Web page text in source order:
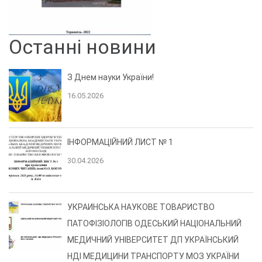
Останні новини
З Днем науки України!
16.05.2026
ІНФОРМАЦІЙНИЙ ЛИСТ № 1
30.04.2026
УКРАИНСЬКА НАУКОВЕ ТОВАРИСТВО
ПАТОФІЗІОЛОГІВ ОДЕСЬКИЙ НАЦІОНАЛЬНИЙ
МЕДИЧНИЙ УНІВЕРСИТЕТ ДП УКРАЇНСЬКИЙ
НДІ МЕДИЦИНИ ТРАНСПОРТУ МОЗ УКРАЇНИ